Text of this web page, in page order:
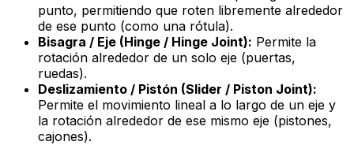
punto, permitiendo que roten libremente alrededor
de ese punto (como una rótula).
Bisagra / Eje (Hinge / Hinge Joint): Permite la
rotación alrededor de un solo eje (puertas,
ruedas).
Deslizamiento / Pistón (Slider / Piston Joint):
Permite el movimiento lineal a lo largo de un eje y
la rotación alrededor de ese mismo eje (pistones,
cajones).